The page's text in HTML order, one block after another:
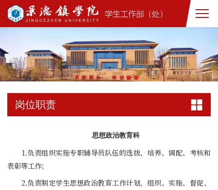
岗位职责
思想政治教育科
1.负责组织实施专职辅导员队伍的选拔、培养、调配、考核和
表彰等工作；
2.负责制定学生思想政治教育工作计划，组织、实施、督促、